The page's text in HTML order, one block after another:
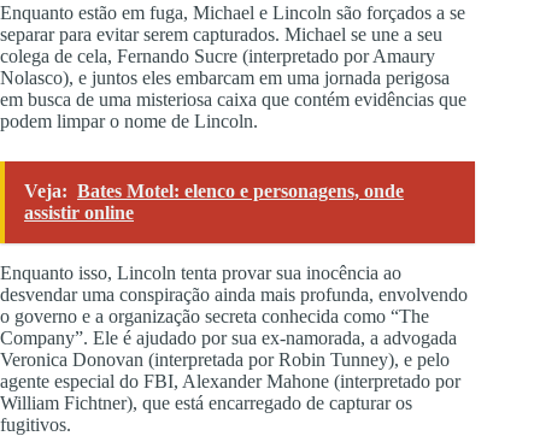
Enquanto estão em fuga, Michael e Lincoln são forçados a se
separar para evitar serem capturados. Michael se une a seu
colega de cela, Fernando Sucre (interpretado por Amaury
Nolasco), e juntos eles embarcam em uma jornada perigosa
em busca de uma misteriosa caixa que contém evidências que
podem limpar o nome de Lincoln.
Veja: Bates Motel: elenco e personagens, onde
assistir online
Enquanto isso, Lincoln tenta provar sua inocência ao
desvendar uma conspiração ainda mais profunda, envolvendo
o governo e a organização secreta conhecida como “The
Company”. Ele é ajudado por sua ex-namorada, a advogada
Veronica Donovan (interpretada por Robin Tunney), e pelo
agente especial do FBI, Alexander Mahone (interpretado por
William Fichtner), que está encarregado de capturar os
fugitivos.